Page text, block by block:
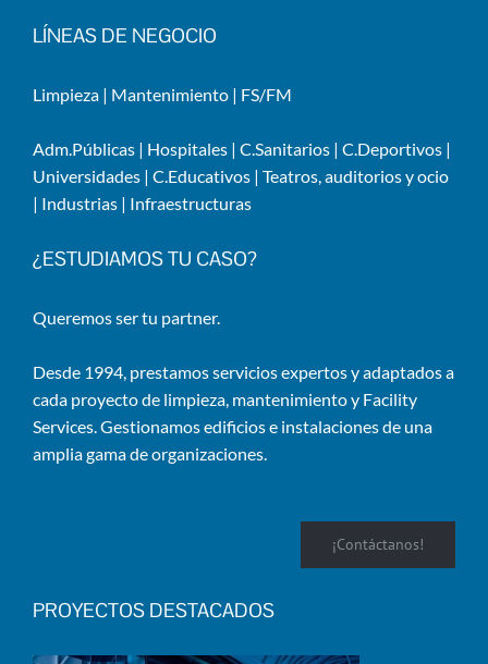
LÍNEAS DE NEGOCIO
Limpieza | Mantenimiento | FS/FM
Adm.Públicas | Hospitales | C.Sanitarios | C.Deportivos |
Universidades | C.Educativos | Teatros, auditorios y ocio
| Industrias | Infraestructuras
¿ESTUDIAMOS TU CASO?
Queremos ser tu partner.
Desde 1994, prestamos servicios expertos y adaptados a
cada proyecto de limpieza, mantenimiento y Facility
Services. Gestionamos edificios e instalaciones de una
amplia gama de organizaciones.
¡Contáctanos!
PROYECTOS DESTACADOS